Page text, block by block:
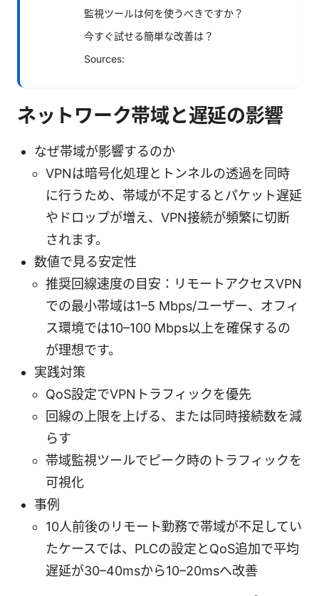
監視ツールは何を使うべきですか？
今すぐ試せる簡単な改善は？
Sources:
ネットワーク帯域と遅延の影響
なぜ帯域が影響するのか
VPNは暗号化処理とトンネルの透過を同時
に行うため、帯域が不足するとパケット遅延
やドロップが増え、VPN接続が頻繁に切断
されます。
数値で見る安定性
推奨回線速度の目安：リモートアクセスVPN
での最小帯域は1–5 Mbps/ユーザー、オフィ
ス環境では10–100 Mbps以上を確保するの
が理想です。
実践対策
QoS設定でVPNトラフィックを優先
回線の上限を上げる、または同時接続数を減
らす
帯域監視ツールでピーク時のトラフィックを
可視化
事例
10人前後のリモート勤務で帯域が不足してい
たケースでは、PLCの設定とQoS追加で平均
遅延が30–40msから10–20msへ改善